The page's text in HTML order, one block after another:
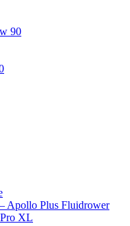
90
Apollo Plus Fluidrower
XL